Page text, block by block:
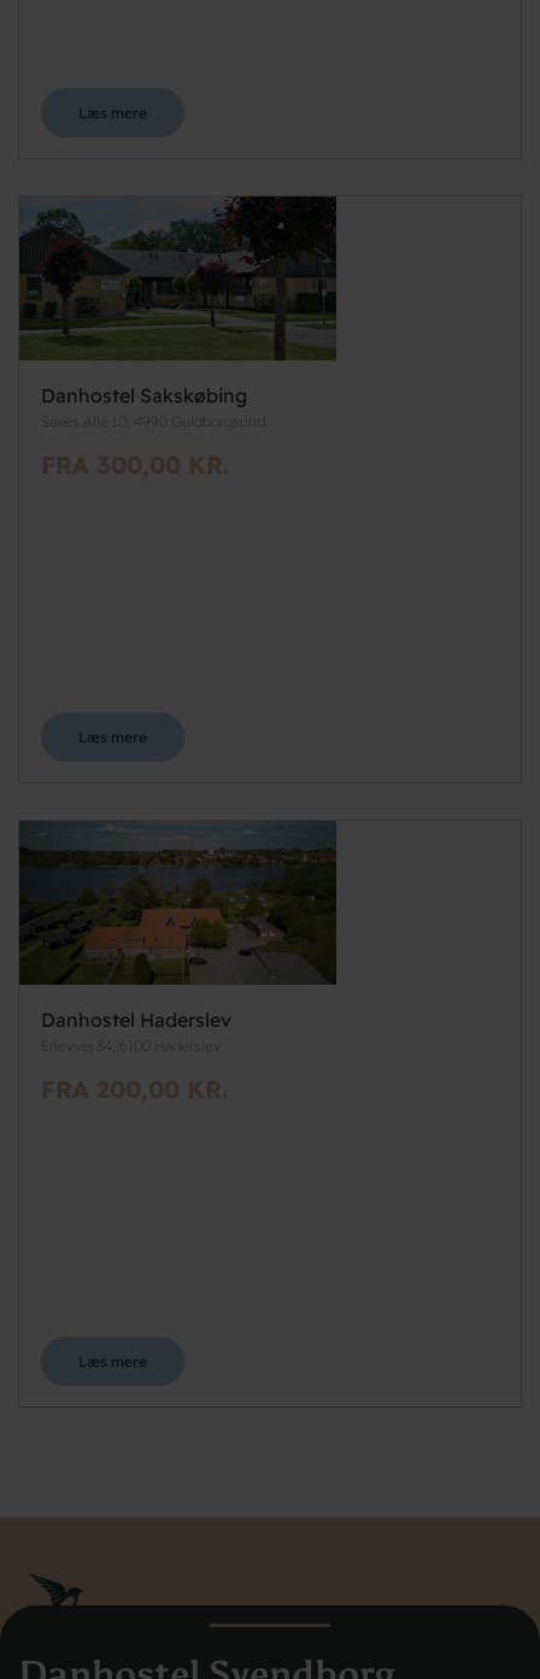
Læs mere
Danhostel Sakskøbing
Saxes Allé 10, 4990 Guldborgsund
FRA 300,00 KR.
Læs mere
Danhostel Haderslev
Erlevvej 34, 6100 Haderslev
FRA 200,00 KR.
Læs mere